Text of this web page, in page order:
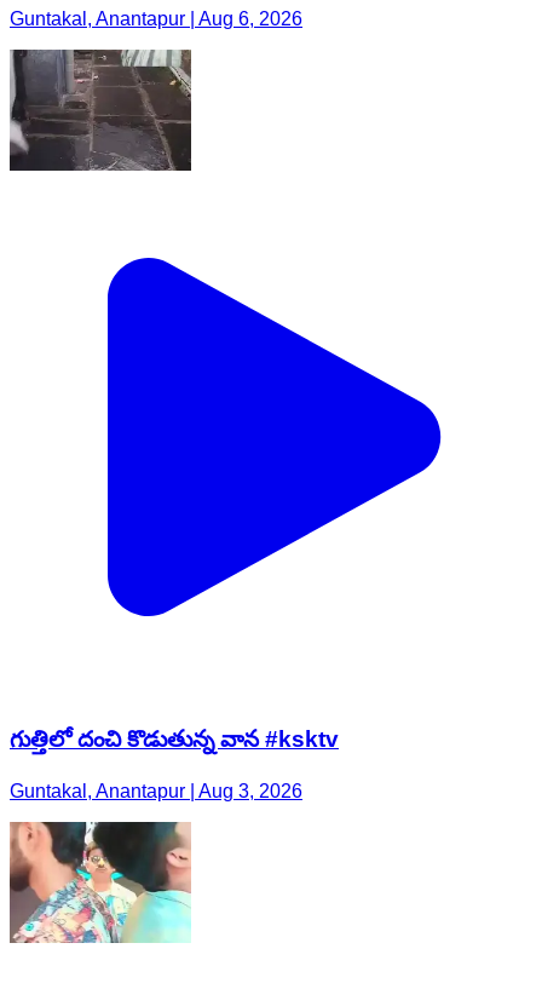
Guntakal, Anantapur | Aug 6, 2026
గుత్తిలో దంచి కొడుతున్న వాన #ksktv
Guntakal, Anantapur | Aug 3, 2026